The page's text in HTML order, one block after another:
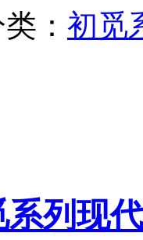
： 初觅
系列现